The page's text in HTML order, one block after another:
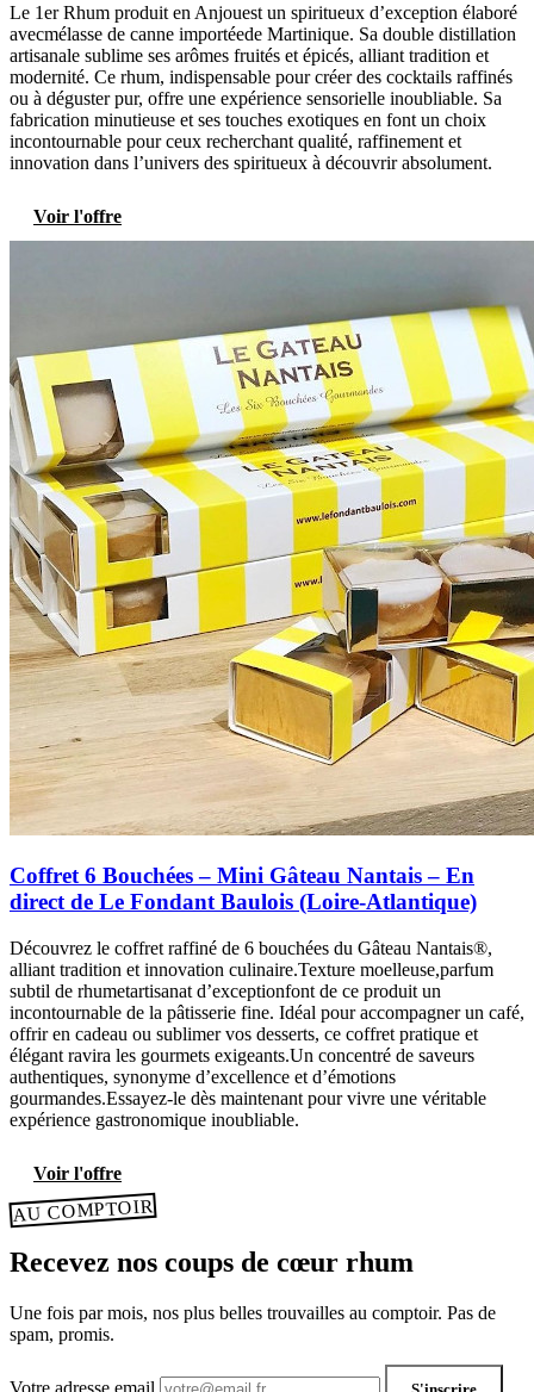
Le 1er Rhum produit en Anjouest un spiritueux d’exception élaboré
avecmélasse de canne importéede Martinique. Sa double distillation
artisanale sublime ses arômes fruités et épicés, alliant tradition et
modernité. Ce rhum, indispensable pour créer des cocktails raffinés
ou à déguster pur, offre une expérience sensorielle inoubliable. Sa
fabrication minutieuse et ses touches exotiques en font un choix
incontournable pour ceux recherchant qualité, raffinement et
innovation dans l’univers des spiritueux à découvrir absolument.
Voir l'offre
Coffret 6 Bouchées – Mini Gâteau Nantais – En
direct de Le Fondant Baulois (Loire-Atlantique)
Découvrez le coffret raffiné de 6 bouchées du Gâteau Nantais®,
alliant tradition et innovation culinaire.Texture moelleuse,parfum
subtil de rhumetartisanat d’exceptionfont de ce produit un
incontournable de la pâtisserie fine. Idéal pour accompagner un café,
offrir en cadeau ou sublimer vos desserts, ce coffret pratique et
élégant ravira les gourmets exigeants.Un concentré de saveurs
authentiques, synonyme d’excellence et d’émotions
gourmandes.Essayez-le dès maintenant pour vivre une véritable
expérience gastronomique inoubliable.
Voir l'offre
AU COMPTOIR
Recevez nos coups de cœur rhum
Une fois par mois, nos plus belles trouvailles au comptoir. Pas de
spam, promis.